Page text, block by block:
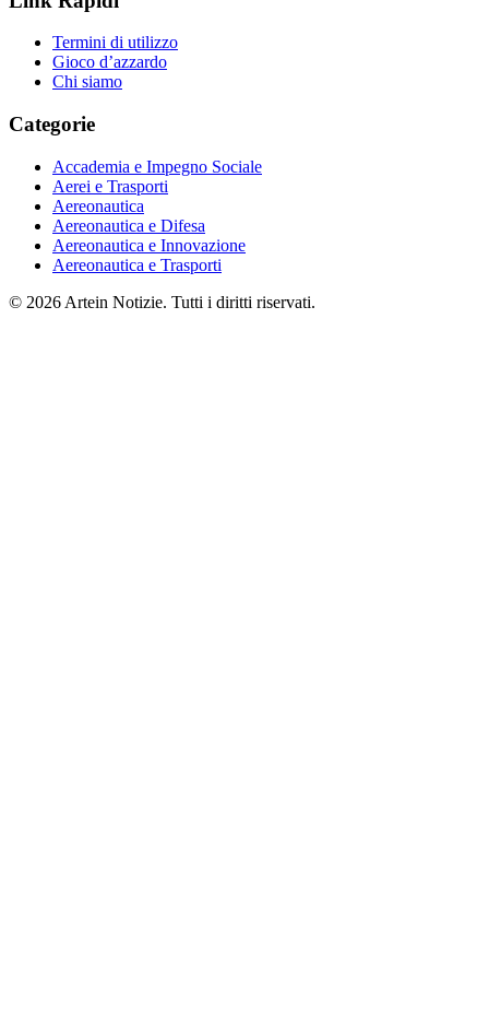
Termini di utilizzo
Gioco d’azzardo
Chi siamo
Categorie
Accademia e Impegno Sociale
Aerei e Trasporti
Aereonautica
Aereonautica e Difesa
Aereonautica e Innovazione
Aereonautica e Trasporti
© 2026 Artein Notizie. Tutti i diritti riservati.